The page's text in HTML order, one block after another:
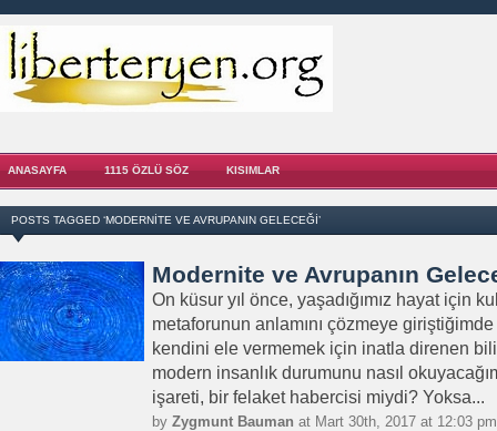
ANASAYFA 1115 ÖZLÜ SÖZ KISIMLAR
POSTS TAGGED ‘MODERNITE VE AVRUPANIN GELECEĞI’
Modernite ve Avrupanın
On küsur yıl önce, yaşadığımız hayat için
metaforunun anlamını çözmeye
kendini ele vermemek için inatla direnen
modern insanlık durumunu nasıl
işareti, bir felaket habercisi miydi? Yoksa...
by Zygmunt Bauman at Mart 30th, 2017 at 12:03 pm